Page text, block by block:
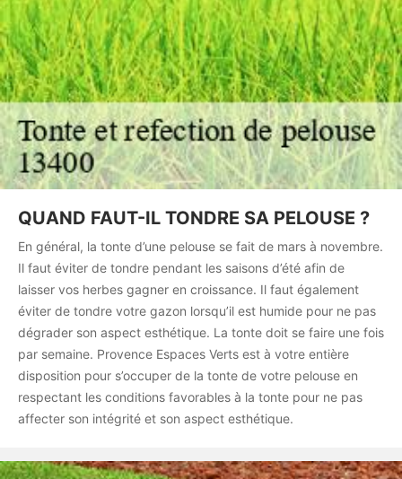
QUAND FAUT-IL TONDRE SA PELOUSE ?
En général, la tonte d’une pelouse se fait de mars à novembre.
Il faut éviter de tondre pendant les saisons d’été afin de
laisser vos herbes gagner en croissance. Il faut également
éviter de tondre votre gazon lorsqu’il est humide pour ne pas
dégrader son aspect esthétique. La tonte doit se faire une fois
par semaine. Provence Espaces Verts est à votre entière
disposition pour s’occuper de la tonte de votre pelouse en
respectant les conditions favorables à la tonte pour ne pas
affecter son intégrité et son aspect esthétique.